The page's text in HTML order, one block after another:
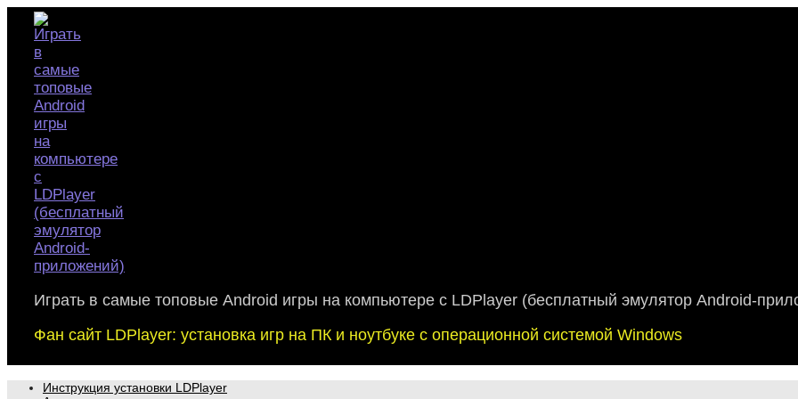
Skip
content
Играть в самые топовые Android игры на компьютере с LDPlayer (бесплатный эмулятор Android-
Фан сайт LDPlayer: установка игр на ПК и ноутбуке с операционной системой Windows
Инструкция установки LDPlayer